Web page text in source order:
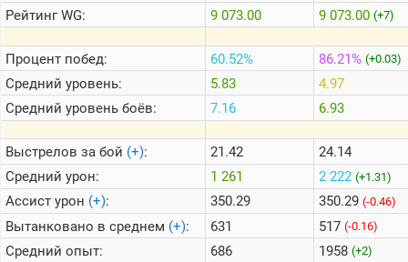
РейтингWG:
Процент побед:
Средний уровень:
Средний уровень боёв:
Выстрелов за бой (+):
Средний урон:
Ассист урон (+):
Вытанковано в среднем (+):
Средний опыт:
9 073.00
60.52%
5.83
7.16
21.42
1 261
350.29
631
686
9 073.00 (+7)
86.21% (+0.03)
4.97
6.93
24.14
2 222 (+1.31)
350.29 (-0.46)
517 (-0.16)
1958 (+2)